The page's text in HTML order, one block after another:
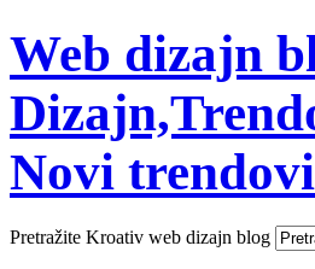
Web dizajn
Novi
Pretražite Kroativ web dizajn blog